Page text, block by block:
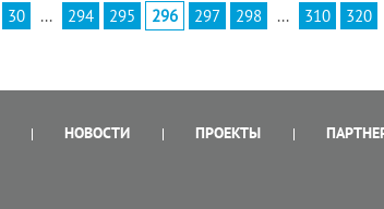
30 ... 294 295 296 297 298 ... 310 320
НОВОСТИ ПРОЕКТЫ